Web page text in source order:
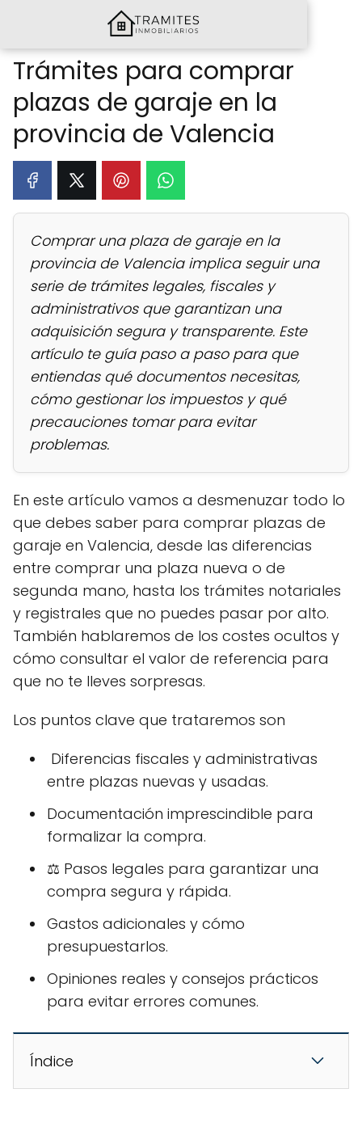
Trámites para comprar
plazas de garaje en la
provincia de Valencia
Comprar una plaza de garaje en la
provincia de Valencia implica seguir una
serie de trámites legales, fiscales y
administrativos que garantizan una
adquisición segura y transparente. Este
artículo te guía paso a paso para que
entiendas qué documentos necesitas,
cómo gestionar los impuestos y qué
precauciones tomar para evitar
problemas.
En este artículo vamos a desmenuzar todo lo
que debes saber para comprar plazas de
garaje en Valencia, desde las diferencias
entre comprar una plaza nueva o de
segunda mano, hasta los trámites notariales
y registrales que no puedes pasar por alto.
También hablaremos de los costes ocultos y
cómo consultar el valor de referencia para
que no te lleves sorpresas.
Los puntos clave que trataremos son
️ Diferencias fiscales y administrativas
entre plazas nuevas y usadas.
Documentación imprescindible para
formalizar la compra.
⚖️ Pasos legales para garantizar una
compra segura y rápida.
Gastos adicionales y cómo
presupuestarlos.
Opiniones reales y consejos prácticos
para evitar errores comunes.
Índice